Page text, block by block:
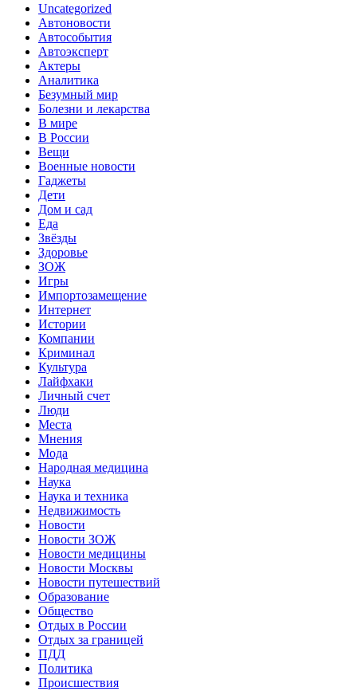
Uncategorized
Автоновости
Автособытия
Автоэксперт
Актеры
Аналитика
Безумный мир
Болезни и лекарства
В мире
В России
Вещи
Военные новости
Гаджеты
Дети
Дом и сад
Еда
Звёзды
Здоровье
ЗОЖ
Игры
Импортозамещение
Интернет
Истории
Компании
Криминал
Культура
Лайфхаки
Личный счет
Люди
Места
Мнения
Мода
Народная медицина
Наука
Наука и техника
Недвижимость
Новости
Новости ЗОЖ
Новости медицины
Новости Москвы
Новости путешествий
Образование
Общество
Отдых в России
Отдых за границей
ПДД
Политика
Происшествия